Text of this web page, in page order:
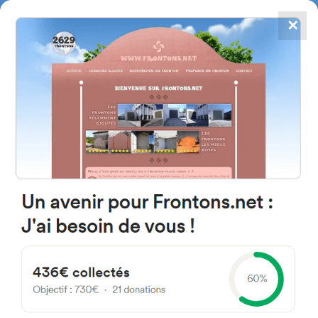
FRONTONS.NET
BUSCAR UN FRONTÓN
AÑADIR UN FRONTÓN
4784
frontones
C. del Frontón 26338 San
Vicente de la Sonsierra, La
Rioja Spain
✕